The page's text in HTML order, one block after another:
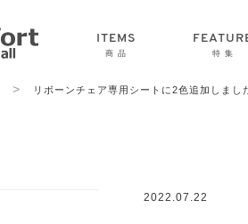
ITEMS
商 品 特 集
> リボーンチェア専用シートに2色追加しまし
2022.07.22